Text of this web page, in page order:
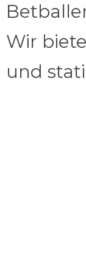
Wir
und